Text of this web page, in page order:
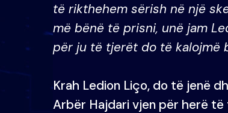
të rikthehem sërish në një
më bënë të prisni, unë jam
për ju të tjerët do të kalojmë
Krah Ledion Liço, do të jenë
Arbër Hajdari vjen për herë